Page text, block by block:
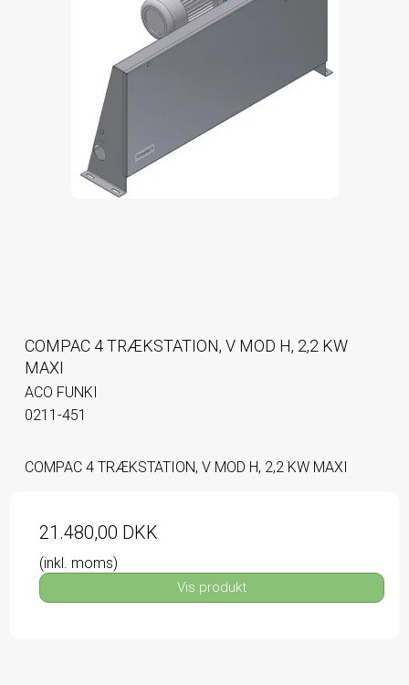
COMPAC 4 TRÆKSTATION, V MOD H, 2,2 KW
MAXI
ACO FUNKI
0211-451
COMPAC 4 TRÆKSTATION, V MOD H, 2,2 KW MAXI
21.480,00 DKK
(inkl. moms)
Vis produkt